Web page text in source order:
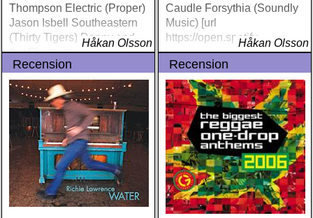
Thompson Electric (Proper)
Jason Isbell Southeastern
(Thirty Tigers) Danny and
the Champions of the World
Stay True (Loose) Slow Fox
Just Like the Birds (Rootsy)
Steve Earle The Low
Highway (New West) Bob
Dylan Another Self Portrait
(Columbia) Halden Electric
Women (Rootsy) Rokia
Traoré Beautiful Africa
(Nonesuch) Sam Baker Say
Grace (Sam Baker Music)
Håkan Olsson
Caudle Forsythia (Soundly
Music) [url
https://open.spotifyHåkan Olsson
Recension Recension